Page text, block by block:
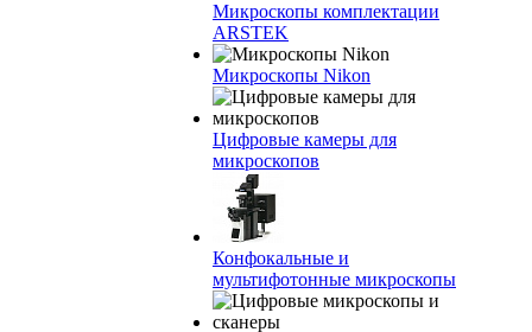
Микроскопы комплектации
ARSTEK
Микроскопы Nikon
Цифровые камеры для
микроскопов
Конфокальные и
мультифотонные микроскопы